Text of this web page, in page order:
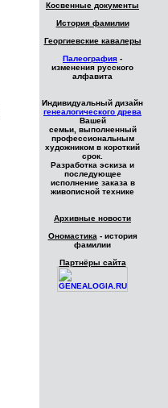
Косвенные документы
История фамилии
Георгиевские кавалеры
Палеография -
изменения русского
алфавита
Индивидуальный дизайн
генеалогического древа
Вашей
семьи, выполненный
профессиональным
художником в короткий
срок.
Разработка эскиза и
последующее
исполнение заказа в
живописной технике
Архивные новости
Ономастика - история
фамилии
Партнёры сайта